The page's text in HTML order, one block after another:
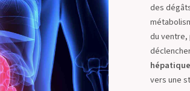
des
du ventre,
vers une